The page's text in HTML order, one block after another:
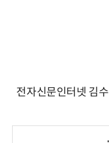
전자신문인터넷 김